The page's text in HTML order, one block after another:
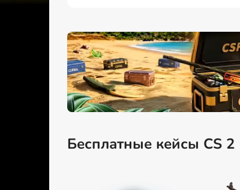
Бесплатные кейсы CS 2